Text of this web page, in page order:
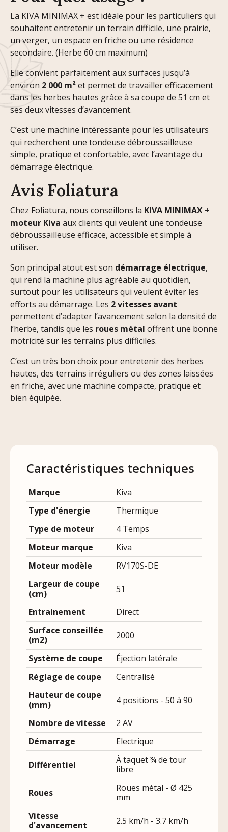
La KIVA MINIMAX + est idéale pour les particuliers qui
souhaitent entretenir un terrain difficile, une prairie,
un verger, un espace en friche ou une résidence
secondaire. (Herbe 60 cm maximum)
Elle convient parfaitement aux surfaces jusqu’à
environ 2 000 m²et permet de travailler efficacement
dans les herbes hautes grâce à sa coupe de 51 cm et
ses deux vitesses d’avancement.
C’est une machine intéressante pour les utilisateurs
qui recherchent une tondeuse débroussailleuse
simple, pratique et confortable, avec l’avantage du
démarrage électrique.
Avis Foliatura
Chez Foliatura, nous conseillons la KIVA MINIMAX +
moteur Kiva aux clients qui veulent une tondeuse
débroussailleuse efficace, accessible et simple à
utiliser.
Son principal atout est son démarrage électrique,
qui rend la machine plus agréable au quotidien,
surtout pour les utilisateurs qui veulent éviter les
efforts au démarrage. Les 2 vitesses avant
permettent d’adapter l’avancement selon la densité de
l’herbe, tandis que les roues métal offrent une bonne
motricité sur les terrains plus difficiles.
C’est un très bon choix pour entretenir des herbes
hautes, des terrains irréguliers ou des zones laissées
en friche, avec une machine compacte, pratique et
bien équipée.
Caractéristiques techniques
Marque
Kiva
Type d'énergie
Thermique
Type de moteur
4 Temps
Moteur marque
Kiva
Moteur modèle
RV170S-DE
Largeur de coupe
(cm)
51
Entrainement
Direct
Surface conseillée
(m2)
2000
Système de coupe
Éjection latérale
Réglage de coupe
Centralisé
Hauteur de coupe
(mm)
4 positions - 50 à 90
Nombre de vitesse
2 AV
Démarrage
Electrique
Différentiel
À taquet ¾ de tour
libre
Roues
Roues métal - Ø 425
mm
Vitesse
d'avancement
2.5 km/h - 3.7 km/h